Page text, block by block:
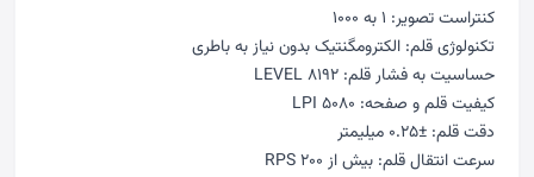
کنتراست تصویر: ۱ به ۱۰۰۰
تکنولوژی قلم: الکترومگنتیک بدون نیاز به باطری
حساسیت به فشار قلم: ۸۱۹۲ LEVEL
کیفیت قلم و صفحه: ۵۰۸۰ LPI
دقت قلم: ±۰.۲۵ میلیمتر
سرعت انتقال قلم: بیش از ۲۰۰ RPS